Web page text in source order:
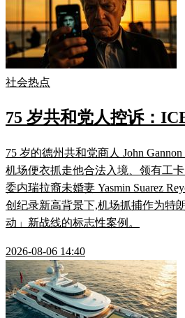
社会热点
75 岁共和党人控诉：
75 岁的德州共和党商人 John
机场便衣抓走他合法入境、领有工卡
委内瑞拉裔未婚妻 Yasmin Suarez
创纪录新高背景下,机场抓捕作为特
动」新战线的标志性案例。
2026-08-06 14:40